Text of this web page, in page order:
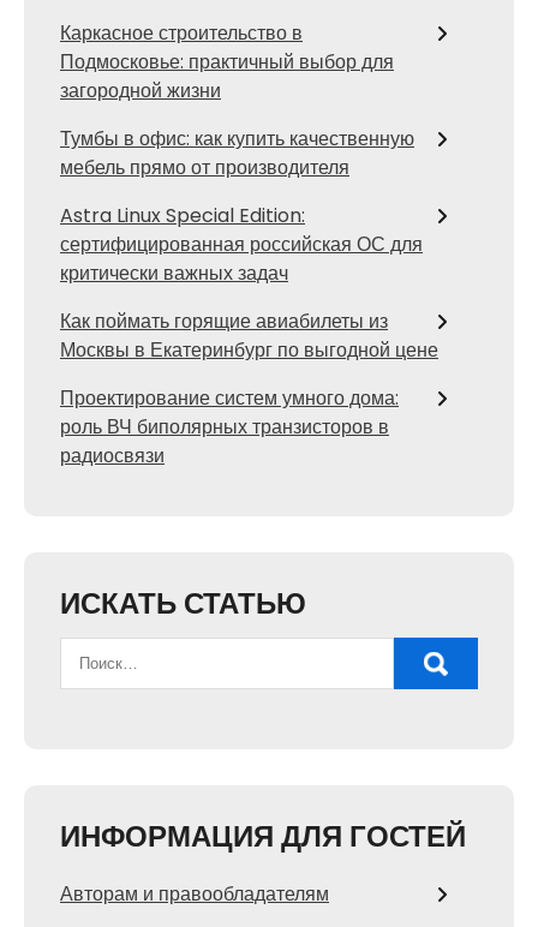
Каркасное строительство в
Подмосковье: практичный выбор для
загородной жизни
Тумбы в офис: как купить качественную
мебель прямо от производителя
Astra Linux Special Edition:
сертифицированная российская ОС для
критически важных задач
Как поймать горящие авиабилеты из
Москвы в Екатеринбург по выгодной цене
Проектирование систем умного дома:
роль ВЧ биполярных транзисторов в
радиосвязи
ИСКАТЬ СТАТЬЮ
ИНФОРМАЦИЯ ДЛЯ ГОСТЕЙ
Авторам и правообладателям